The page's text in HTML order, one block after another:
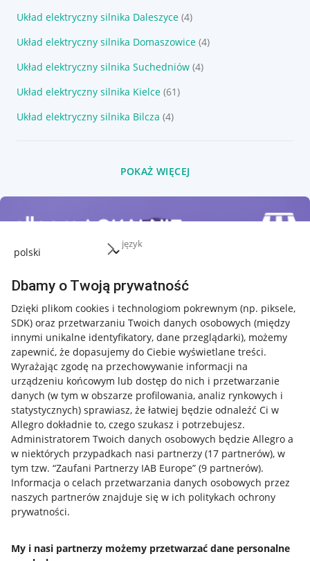
język
Dbamy o Twoją prywatność
Dzięki plikom cookies i technologiom pokrewnym (np. piksele,
SDK) oraz przetwarzaniu Twoich danych osobowych (między
innymi unikalne identyfikatory, dane przeglądarki), możemy
zapewnić, że dopasujemy do Ciebie wyświetlane treści.
Wyrażając zgodę na przechowywanie informacji na
urządzeniu końcowym lub dostęp do nich i przetwarzanie
danych (w tym w obszarze profilowania, analiz rynkowych i
statystycznych) sprawiasz, że łatwiej będzie odnaleźć Ci w
Allegro dokładnie to, czego szukasz i potrzebujesz.
Administratorem Twoich danych osobowych będzie Allegro a
w niektórych przypadkach nasi partnerzy (17 partnerów), w
tym tzw. “Zaufani Partnerzy IAB Europe” (9 partnerów).
Informacja o celach przetwarzania danych osobowych przez
naszych partnerów znajduje się w ich politykach ochrony
prywatności.
My i nasi partnerzy możemy przetwarzać dane personalne
Układ elektryczny silnika Daleszyce (4)
Układ elektryczny silnika Domaszowice (4)
Układ elektryczny silnika Suchedniów (4)
Układ elektryczny silnika Kielce (61)
Układ elektryczny silnika Bilcza (4)
POKAŻ WIĘCEJ
Przydatne informacje
Jak to działa